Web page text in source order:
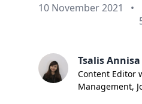
Published on
10 November 2021
•
Tsalis Annisa
Content Editor
Management,